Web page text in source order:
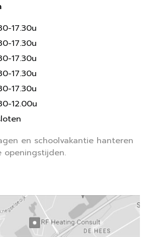
17.30u
17.30u
17.30u
17.30u
17.30u
12.00u
en schoolvakantie hanteren
openingstijden.